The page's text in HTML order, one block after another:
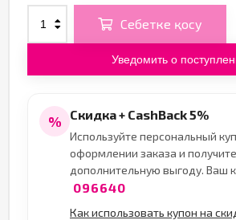
Себетке қосу
Уведомить о
% Скидка + CashBack 5%
Используйте персональный
оформлении заказа и получите
дополнительную выгоду. Ваш
096640
Как использовать купон на